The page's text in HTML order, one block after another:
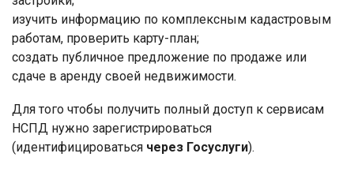
изучить информацию по комплексным кадастровым
работам, проверить карту-план;
создать публичное предложение по продаже или
сдаче в аренду своей недвижимости.
Для того чтобы получить полный доступ к сервисам
НСПД нужно зарегистрироваться
(идентифицироваться через Госуслуги).